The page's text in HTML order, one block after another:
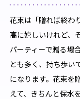
花束は「贈れば終わ
高に嬉しいけれど、
パーティーで贈る場
とも多く、持ち歩い
になります。花束を
えて、きちんと保水